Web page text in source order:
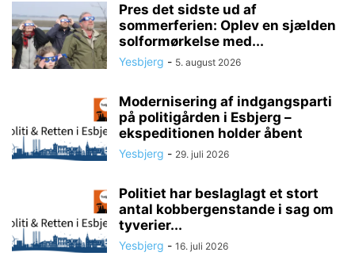
Pres det sidste ud af
sommerferien: Oplev en sjælden
solformørkelse med...
Yesbjerg - 5. august 2026
Modernisering af indgangsparti
på politigården i Esbjerg –
ekspeditionen holder åbent
Yesbjerg - 29. juli 2026
Politiet har beslaglagt et stort
antal kobbergenstande i sag om
tyverier...
Yesbjerg - 16. juli 2026